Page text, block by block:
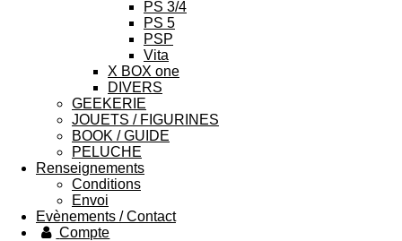
PS 3/4
PS 5
PSP
Vita
X BOX one
DIVERS
GEEKERIE
JOUETS / FIGURINES
BOOK / GUIDE
PELUCHE
Renseignements
Conditions
Envoi
Evènements / Contact
Compte